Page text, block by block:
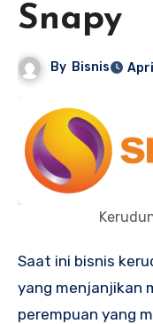
Snapy
By Bisnis
Saat ini bisnis kerudung menjadi salah satu bisnis
yang menjanjikan
perempuan yang